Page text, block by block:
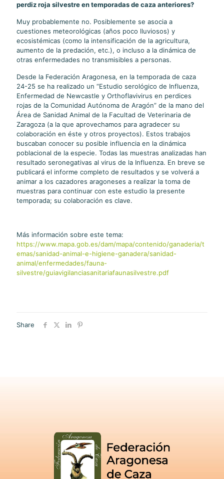
perdiz roja silvestre en temporadas de caza anteriores?
Muy probablemente no. Posiblemente se asocia a
cuestiones meteorológicas (años poco lluviosos) y
ecosistémicas (como la intensificación de la agricultura,
aumento de la predación, etc.), o incluso a la dinámica de
otras enfermedades no transmisibles a personas.
Desde la Federación Aragonesa, en la temporada de caza
24-25 se ha realizado un “Estudio serológico de Influenza,
Enfermedad de Newcastle y Orthoflavivirus en perdices
rojas de la Comunidad Autónoma de Aragón” de la mano del
Área de Sanidad Animal de la Facultad de Veterinaria de
Zaragoza (a la que aprovechamos para agradecer su
colaboración en éste y otros proyectos). Estos trabajos
buscaban conocer su posible influencia en la dinámica
poblacional de la especie. Todas las muestras analizadas han
resultado seronegativas al virus de la Influenza. En breve se
publicará el informe completo de resultados y se volverá a
animar a los cazadores aragoneses a realizar la toma de
muestras para continuar con este estudio la presente
temporada; su colaboración es clave.
Más información sobre este tema:
https://www.mapa.gob.es/dam/mapa/contenido/ganaderia/t
emas/sanidad-animal-e-higiene-ganadera/sanidad-
animal/enfermedades/fauna-
silvestre/guiavigilanciasanitariafaunasilvestre.pdf
Share